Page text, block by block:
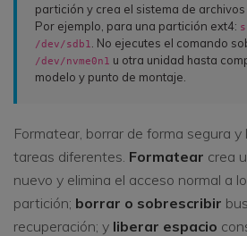
Otros Productos
partición y crea el sistema de
Por ejemplo, para una partición ext4:
/dev/sdb1
. No ejecutes el comando
/dev/nvme0n1 u otra unidad hasta
modelo y punto de montaje.
Formatear, borrar de forma segura y
tareas diferentes. Formatear crea
nuevo y elimina el acceso normal a
partición; borrar o sobrescribir
recuperación; y liberar espacio